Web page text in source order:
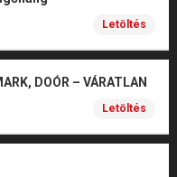
Letöltés
DOÓR – VÁRATLAN
Letöltés